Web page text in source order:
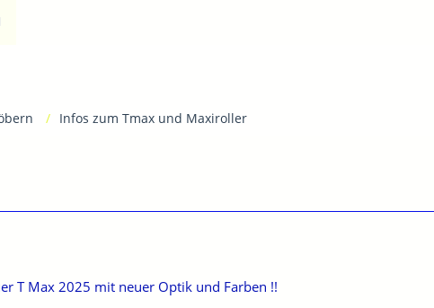
Infos zum Tmax und Maxiroller
T Max 2025 mit neuer Optik und Farben !!